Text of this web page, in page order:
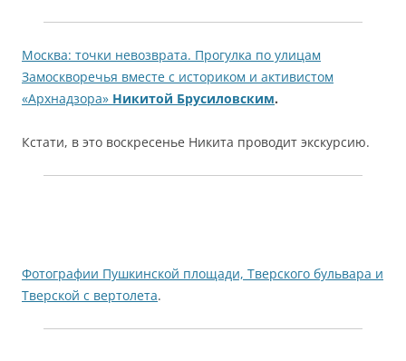
Москва: точки невозврата. Прогулка по улицам
Замоскворечья вместе с историком и активистом
«Архнадзора» Никитой Брусиловским.
Кстати, в это воскресенье Никита проводит экскурсию.
Фотографии Пушкинской площади, Тверского бульвара и
Тверской с вертолета.